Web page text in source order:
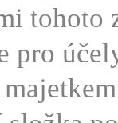
tohoto
pro